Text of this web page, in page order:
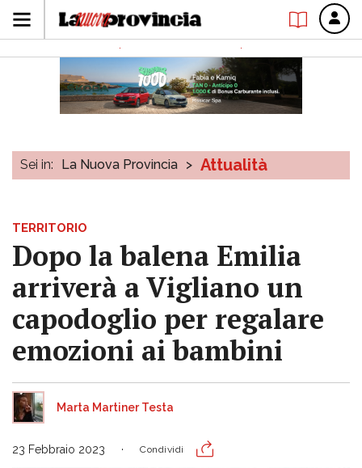
Sei in: La Nuova Provincia > Attualità
TERRITORIO
Dopo la balena Emilia
arriverà a Vigliano un
capodoglio per regalare
emozioni ai bambini
Marta Martiner Testa
23 Febbraio 2023 Condividi